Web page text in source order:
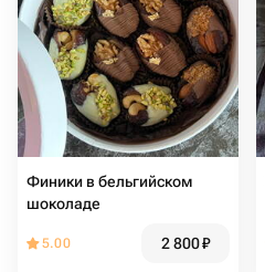
Финики в бельгийском
шоколаде
5.00 2 800₽